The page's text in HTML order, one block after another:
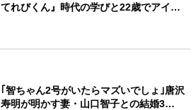
てれびくん』時代の学びと22歳でアイ…
｢智ちゃん2号がいたらマズいでしょ｣唐沢
寿明が明かす妻・山口智子との結婚3…